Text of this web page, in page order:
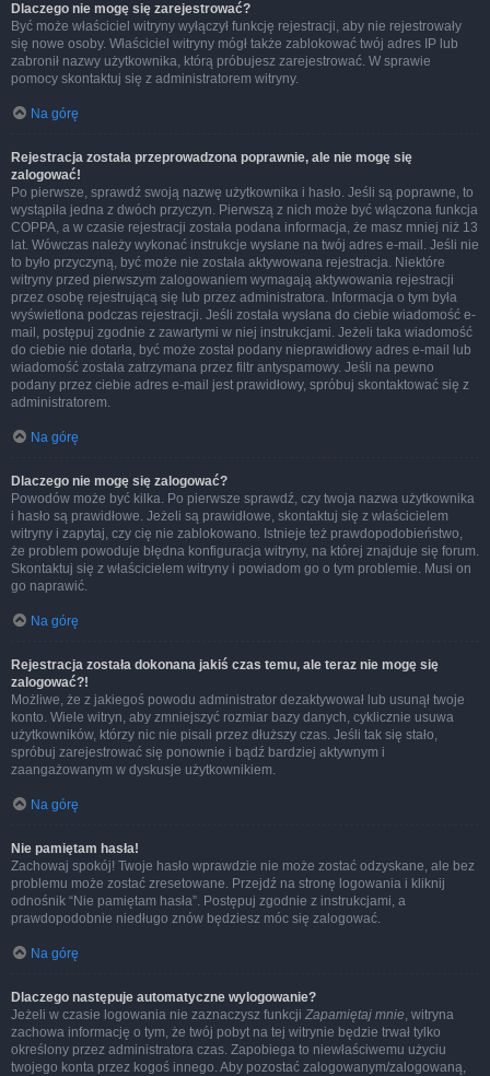
Dlaczego nie mogę się zarejestrować?
Być może właściciel witryny wyłączył funkcję rejestracji, aby nie rejestrowały
się nowe osoby. Właściciel witryny mógł także zablokować twój adres IP lub
zabronił nazwy użytkownika, którą próbujesz zarejestrować. W sprawie
pomocy skontaktuj się z administratorem witryny.
Na górę
Rejestracja została przeprowadzona poprawnie, ale nie mogę się
zalogować!
Po pierwsze, sprawdź swoją nazwę użytkownika i hasło. Jeśli są poprawne, to
wystąpiła jedna z dwóch przyczyn. Pierwszą z nich może być włączona funkcja
COPPA, a w czasie rejestracji została podana informacja, że masz mniej niż 13
lat. Wówczas należy wykonać instrukcje wysłane na twój adres e-mail. Jeśli nie
to było przyczyną, być może nie została aktywowana rejestracja. Niektóre
witryny przed pierwszym zalogowaniem wymagają aktywowania rejestracji
przez osobę rejestrującą się lub przez administratora. Informacja o tym była
wyświetlona podczas rejestracji. Jeśli została wysłana do ciebie wiadomość e-
mail, postępuj zgodnie z zawartymi w niej instrukcjami. Jeżeli taka wiadomość
do ciebie nie dotarła, być może został podany nieprawidłowy adres e-mail lub
wiadomość została zatrzymana przez filtr antyspamowy. Jeśli na pewno
podany przez ciebie adres e-mail jest prawidłowy, spróbuj skontaktować się z
administratorem.
Na górę
Dlaczego nie mogę się zalogować?
Powodów może być kilka. Po pierwsze sprawdź, czy twoja nazwa użytkownika
i hasło są prawidłowe. Jeżeli są prawidłowe, skontaktuj się z właścicielem
witryny i zapytaj, czy cię nie zablokowano. Istnieje też prawdopodobieństwo,
że problem powoduje błędna konfiguracja witryny, na której znajduje się forum.
Skontaktuj się z właścicielem witryny i powiadom go o tym problemie. Musi on
go naprawić.
Na górę
Rejestracja została dokonana jakiś czas temu, ale teraz nie mogę się
zalogować?!
Możliwe, że z jakiegoś powodu administrator dezaktywował lub usunął twoje
konto. Wiele witryn, aby zmniejszyć rozmiar bazy danych, cyklicznie usuwa
użytkowników, którzy nic nie pisali przez dłuższy czas. Jeśli tak się stało,
spróbuj zarejestrować się ponownie i bądź bardziej aktywnym i
zaangażowanym w dyskusje użytkownikiem.
Na górę
Nie pamiętam hasła!
Zachowaj spokój! Twoje hasło wprawdzie nie może zostać odzyskane, ale bez
problemu może zostać zresetowane. Przejdź na stronę logowania i kliknij
odnośnik “Nie pamiętam hasła”. Postępuj zgodnie z instrukcjami, a
prawdopodobnie niedługo znów będziesz móc się zalogować.
Na górę
Dlaczego następuje automatyczne wylogowanie?
Jeżeli w czasie logowania nie zaznaczysz funkcji Zapamiętaj mnie, witryna
zachowa informację o tym, że twój pobyt na tej witrynie będzie trwał tylko
określony przez administratora czas. Zapobiega to niewłaściwemu użyciu
twojego konta przez kogoś innego. Aby pozostać zalogowanym/zalogowaną,